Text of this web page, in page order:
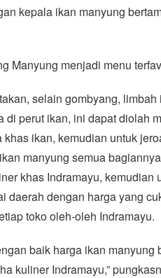
kepala ikan manyung
Manyung menjadi menu
selain gombyang,
di perut ikan, ini dapat diolah
khas ikan, kemudian untuk
manyung semua
khas Indramayu,
daerah dengan harga yang
toko oleh-oleh Indramayu.
baik harga ikan
kuliner Indramayu,”